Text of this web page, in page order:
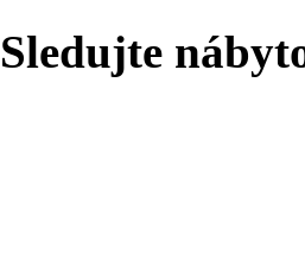
Sledujte